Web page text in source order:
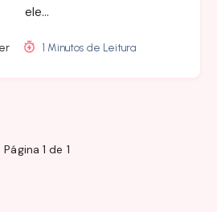
ele…
1 Minutos de Leitura
Página 1 de 1